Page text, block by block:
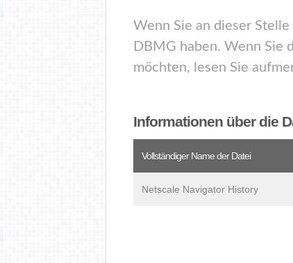
Wenn Sie an dieser
DBMG haben. Wenn Sie
möchten, lesen Sie
Informationen über die
Vollständiger Name der Datei
Netscale Navigator History